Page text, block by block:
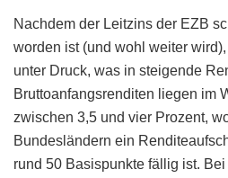
Nachdem der Leitzins der EZB
worden ist (und wohl weiter
unter Druck, was in steigende
Bruttoanfangsrenditen liegen im
zwischen 3,5 und vier Prozent,
Bundesländern ein
rund 50 Basispunkte fällig ist.